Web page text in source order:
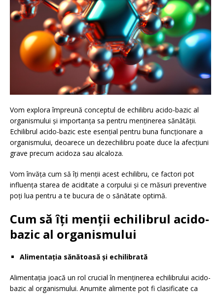
Vom explora împreună conceptul de echilibru acido-bazic al
organismului și importanța sa pentru menținerea sănătății.
Echilibrul acido-bazic este esențial pentru buna funcționare a
organismului, deoarece un dezechilibru poate duce la afecțiuni
grave precum acidoza sau alcaloza.
Vom învăța cum să îți menții acest echilibru, ce factori pot
influența starea de aciditate a corpului și ce măsuri preventive
poți lua pentru a te bucura de o sănătate optimă.
Cum să îți menții echilibrul acido-
bazic al organismului
Alimentația sănătoasă și echilibrată
Alimentația joacă un rol crucial în menținerea echilibrului acido-
bazic al organismului. Anumite alimente pot fi clasificate ca